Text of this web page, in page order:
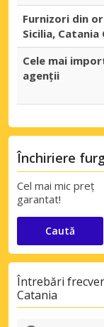
Furnizori din
Sicilia, Catania
Cele mai
agenții
Închiriere
Cel mai mic preț
garantat!
Caută
Întrebări
Catania